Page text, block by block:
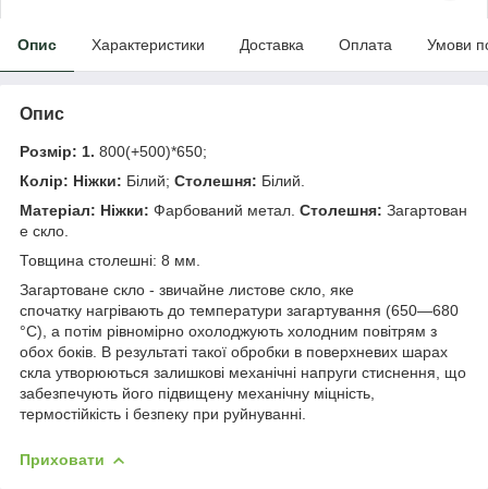
Опис Характеристики Доставка Оплата Умови
Опис
Розмір: 1. 800(+500)*650;
Колір: Ніжки: Білий; Столешня: Білий.
Матеріал: Ніжки: Фарбований метал. Столешня: Загартован
е скло.
Товщина столешні: 8 мм.
Загартоване скло - звичайне листове скло, яке
спочатку нагрівають до температури загартування (650—680
°C), а потім рівномірно охолоджують холодним повітрям з
обох боків. В результаті такої обробки в поверхневих шарах
скла утворюються залишкові механічні напруги стиснення, що
забезпечують його підвищену механічну міцність,
термостійкість і безпеку при руйнуванні.
Приховати